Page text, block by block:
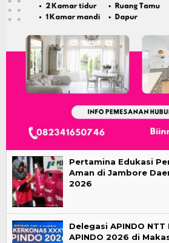
Pertamina Edukasi
Aman di Jambore
2026
Delegasi APINDO
APINDO 2026 di